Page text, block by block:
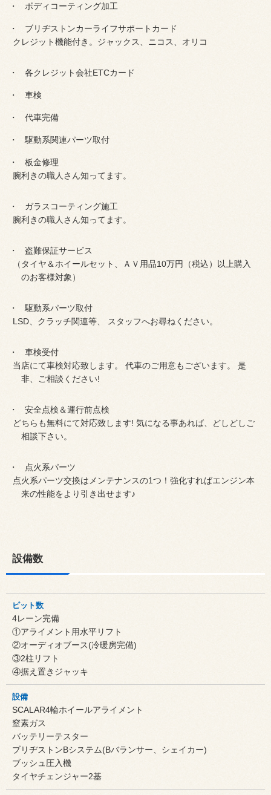
ボディコーティング加工
ブリヂストンカーライフサポートカード
クレジット機能付き。ジャックス、ニコス、オリコ
各クレジット会社ETCカード
車検
代車完備
駆動系関連パーツ取付
板金修理
腕利きの職人さん知ってます。
ガラスコーティング施工
腕利きの職人さん知ってます。
盗難保証サービス
（タイヤ＆ホイールセット、ＡＶ用品10万円（税込）以上購入
のお客様対象）
駆動系パーツ取付
LSD、クラッチ関連等、 スタッフへお尋ねください。
車検受付
当店にて車検対応致します。 代車のご用意もございます。 是
非、ご相談ください!
安全点検＆運行前点検
どちらも無料にて対応致します! 気になる事あれば、どしどしご
相談下さい。
点火系パーツ
点火系パーツ交換はメンテナンスの1つ！強化すればエンジン本
来の性能をより引き出せます♪
設備数
ピット数
4レーン完備
①アライメント用水平リフト
②オーディオブース(冷暖房完備)
③2柱リフト
④据え置きジャッキ
設備
SCALAR4輪ホイールアライメント
窒素ガス
バッテリーテスター
ブリヂストンBシステム(Bバランサー、シェイカー)
ブッシュ圧入機
タイヤチェンジャー2基